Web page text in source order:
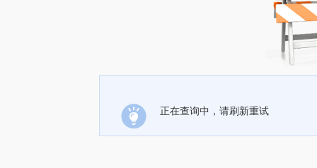
正在查询中，请刷新重试